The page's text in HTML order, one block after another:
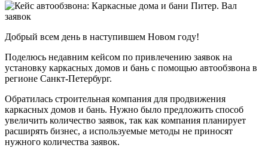
Добрый всем день в наступившем Новом году!
Поделюсь недавним кейсом по привлечению заявок на
установку каркасных домов и бань с помощью автообзвона в
регионе Санкт-Петербург.
Обратилась строительная компания для продвижения
каркасных домов и бань. Нужно было предложить способ
увеличить количество заявок, так как компания планирует
расширять бизнес, а используемые методы не приносят
нужного количества заявок.